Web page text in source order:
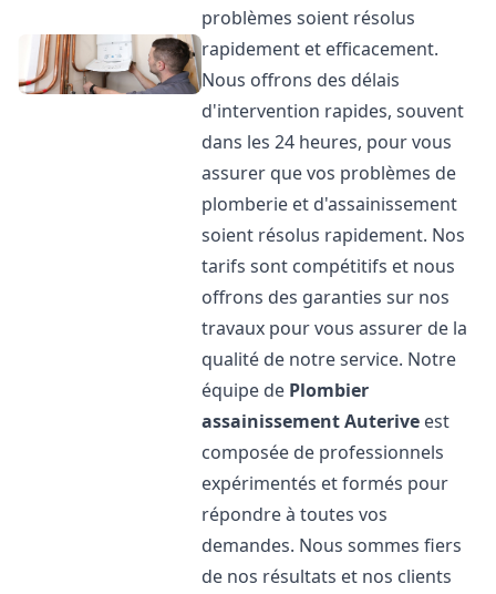
problèmes soient résolus
rapidement et efficacement.
Nous offrons des délais
d'intervention rapides, souvent
dans les 24 heures, pour vous
assurer que vos problèmes de
plomberie et d'assainissement
soient résolus rapidement. Nos
tarifs sont compétitifs et nous
offrons des garanties sur nos
travaux pour vous assurer de la
qualité de notre service. Notre
équipe de Plombier
assainissementAuterive est
composée de professionnels
expérimentés et formés pour
répondre à toutes vos
demandes. Nous sommes fiers
de nos résultats et nos clients